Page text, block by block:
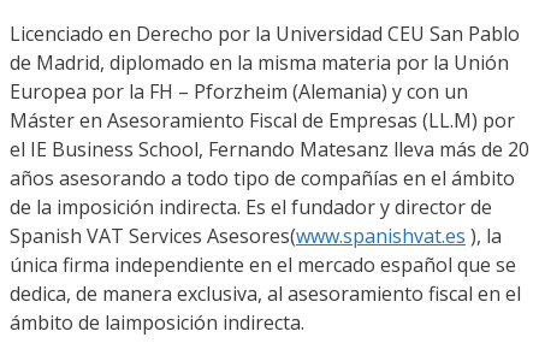
Licenciado en Derecho por la Universidad CEU San Pablo
de Madrid, diplomado en la misma materia por la Unión
Europea por la FH – Pforzheim (Alemania) y con un
Máster en Asesoramiento Fiscal de Empresas (LL.M) por
el IE Business School, Fernando Matesanz lleva más de 20
años asesorando a todo tipo de compañías en el ámbito
de la imposición indirecta. Es el fundador y director de
Spanish VAT Services Asesores(www.spanishvat.es ), la
única firma independiente en el mercado español que se
dedica, de manera exclusiva, al asesoramiento fiscal en el
ámbito de laimposición indirecta.